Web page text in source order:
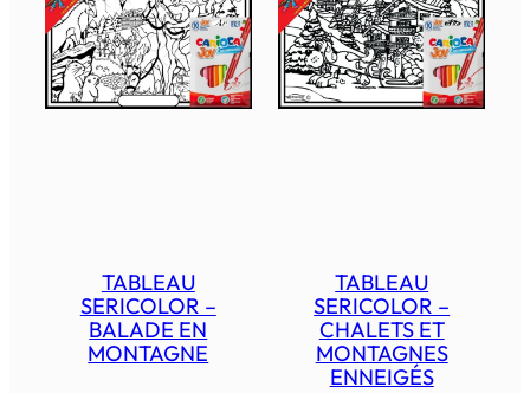
TABLEAU
SERICOLOR –
BALADE EN
MONTAGNE
TABLEAU
SERICOLOR –
CHALETS ET
MONTAGNES
ENNEIGÉS